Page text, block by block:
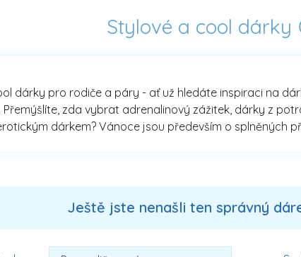
Stylové a cool
dárky pro rodiče a páry - ať už hledáte inspiraci na
Přemýšlíte, zda vybrat adrenalinový zážitek, dárky z
dárkem? Vánoce jsou především o splněných
Ještě jste nenašli ten správný